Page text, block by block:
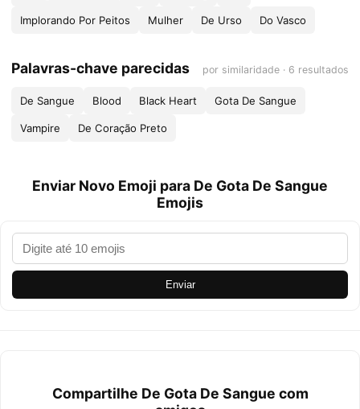
Implorando Por Peitos Mulher De Urso Do Vasco
Palavras-chave parecidas por similaridade · 6 resultados
De Sangue Blood Black Heart Gota De Sangue
Vampire De Coração Preto
Enviar Novo Emoji para De Gota De Sangue
Emojis
Enviar
Compartilhe De Gota De Sangue com